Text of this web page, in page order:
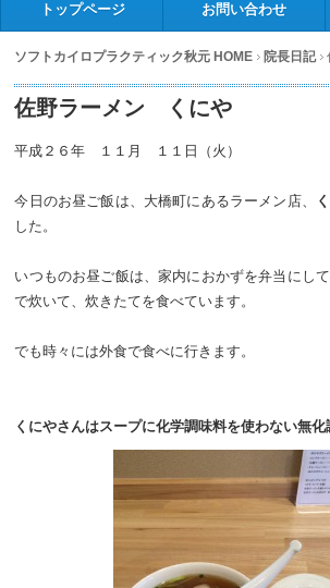
トップページ お問い合わせ
ソフトカイロプラクティック秋元 HOME 院長日記
佐野ラーメン くにや
平成２６年 １１月 １１日（火）
今日のお昼ご飯は、大橋町にあるラーメン店、
した。
いつものお昼ご飯は、家内におかずを弁当にし
で炊いて、炊きたてを食べています。
でも時々には外食で食べに行きます。
くにやさんはスープに化学調味料を使わない無化